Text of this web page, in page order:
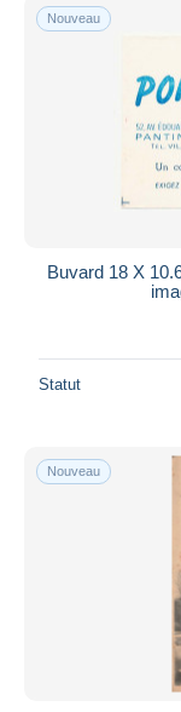
Nouveau
Buvard 18 X
Statut
Nouveau